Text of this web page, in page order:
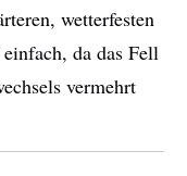
wetterfesten
da das Fell
vermehrt